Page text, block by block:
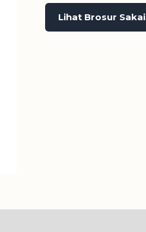
Lihat Brosur Sakai